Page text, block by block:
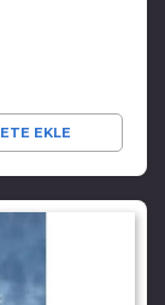
EKLE